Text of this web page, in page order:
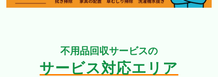
不用品回収サービスの
サービス対応エリア